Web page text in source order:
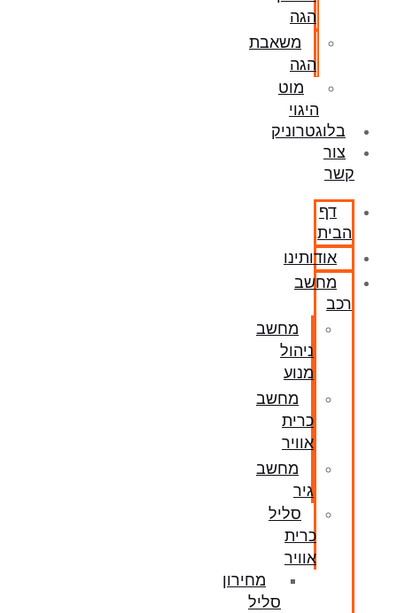
הגה
משאבת
הגה
מוט
היגוי
בלוגטרוניק
צור
קשר
דף
הבית
אודותינו
מחשב
רכב
מחשב
ניהול
מנוע
מחשב
כרית
אוויר
מחשב
גיר
סליל
כרית
אוויר
מחירון
סליל